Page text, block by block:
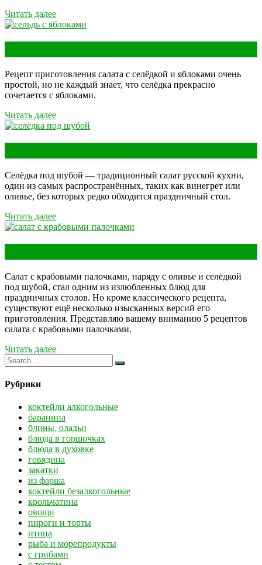
Читать далее
Рецепт приготовления салата с селёдкой и яблоками очень
простой, но не каждый знает, что селёдка прекрасно
сочетается с яблоками.
Читать далее
Селёдка под шубой — традиционный салат русской кухни,
один из самых распространённых, таких как винегрет или
оливье, без которых редко обходится праздничный стол.
Читать далее
Салат с крабовыми палочками, наряду с оливье и селёдкой
под шубой, стал одним из излюбленных блюд для
праздничных столов. Но кроме классического рецепта,
существуют ещё несколько изысканных версий его
приготовления. Представляю вашему вниманию 5 рецептов
салата с крабовыми палочками.
Читать далее
Рубрики
коктейли алкогольные
баранина
блины, оладьи
блюда в горшочках
блюда в духовке
говядина
закатки
из фарша
коктейли безалкогольные
крольчатина
овощи
пироги и торты
птица
рыба и морепродукты
с грибами